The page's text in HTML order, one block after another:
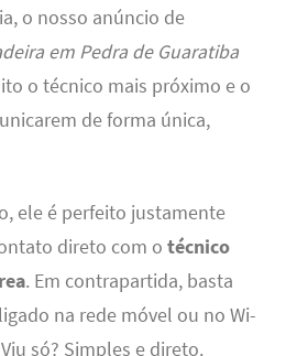
o nosso anúncio de
em Pedra de Guaratiba
o técnico mais próximo e o
de forma única,
ele é perfeito justamente
direto com o técnico
. Em contrapartida, basta
na rede móvel ou no Wi-
só? Simples e direto.